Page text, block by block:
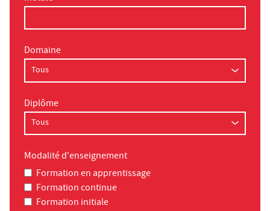
Domaine
Diplôme
Modalité d'enseignement
Formation en apprentissage
Formation continue
Formation initiale